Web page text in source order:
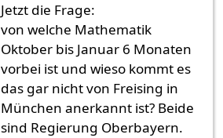
Jetzt die Frage:
von welche Mathematik
Oktober bis Januar 6 Monaten
vorbei ist und wieso kommt es
das gar nicht von Freising in
München anerkannt ist? Beide
sind Regierung Oberbayern.